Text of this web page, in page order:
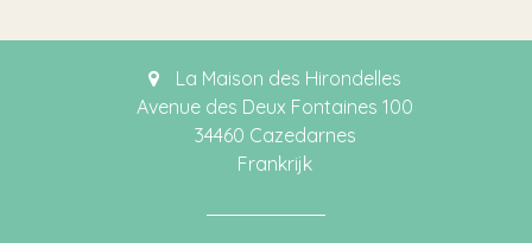
La Maison des Hirondelles
Avenue des Deux Fontaines 100
34460 Cazedarnes
Frankrijk